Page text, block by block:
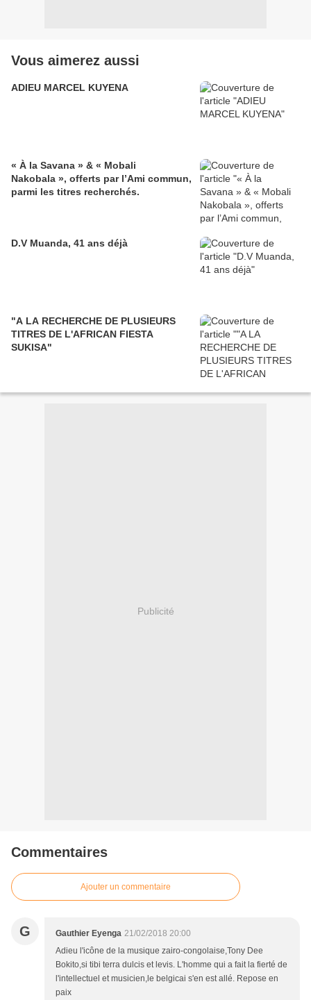
Vous aimerez aussi
ADIEU MARCEL KUYENA
« À la Savana » & « Mobali
Nakobala », offerts par l’Ami commun,
parmi les titres recherchés.
D.V Muanda, 41 ans déjà
"A LA RECHERCHE DE PLUSIEURS
TITRES DE L'AFRICAN FIESTA
SUKISA"
Publicité
Commentaires
Ajouter un commentaire
G Gauthier Eyenga 21/02/2018 20:00
Adieu l'icône de la musique zairo-congolaise,Tony Dee
Bokito,si tibi terra dulcis et levis. L'homme qui a fait la fierté de
l'intellectuel et musicien,le belgicai s'en est allé. Repose en
paix